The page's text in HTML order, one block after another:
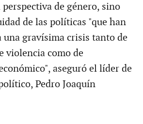
perspectiva de género, sino
de las políticas "que han
una gravísima crisis tanto de
violencia como de
aseguró el líder de
Pedro Joaquín